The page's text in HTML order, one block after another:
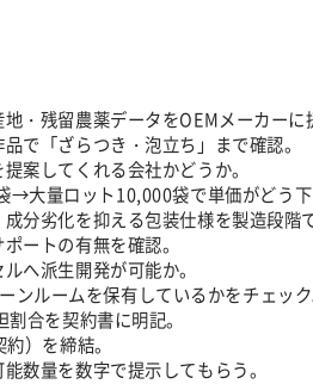
・残留農薬データをOEMメーカーに
で「ざらつき・泡立ち」まで確認。
案してくれる会社かどうか。
大量ロット10,000袋で単価がどう下
分劣化を抑える包装仕様を製造段階
ートの有無を確認。
へ派生開発が可能か。
ンルームを保有しているかをチェック
合を契約書に明記。
）を締結。
数量を数字で提示してもらう。